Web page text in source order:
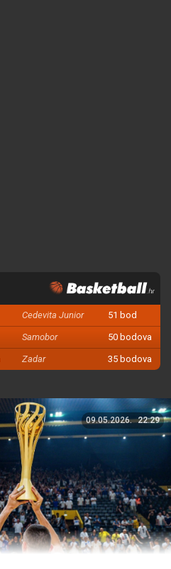
Cedevita Junior 51 bod
Samobor 50 bodova
Zadar 35 bodova
09.05.2026. 22:29